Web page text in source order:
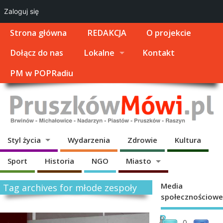
Strona główna REDAKCJA
O projekcie
Dołącz do nas
Lokalne
Kontakt
PM w POPRadiu
Styl życia Wydarzenia Zdrowie Kultura
Sport Historia NGO Miasto
Tag archives for młode zespoły
R
P
Media
społecznościowe
Zaloguj się